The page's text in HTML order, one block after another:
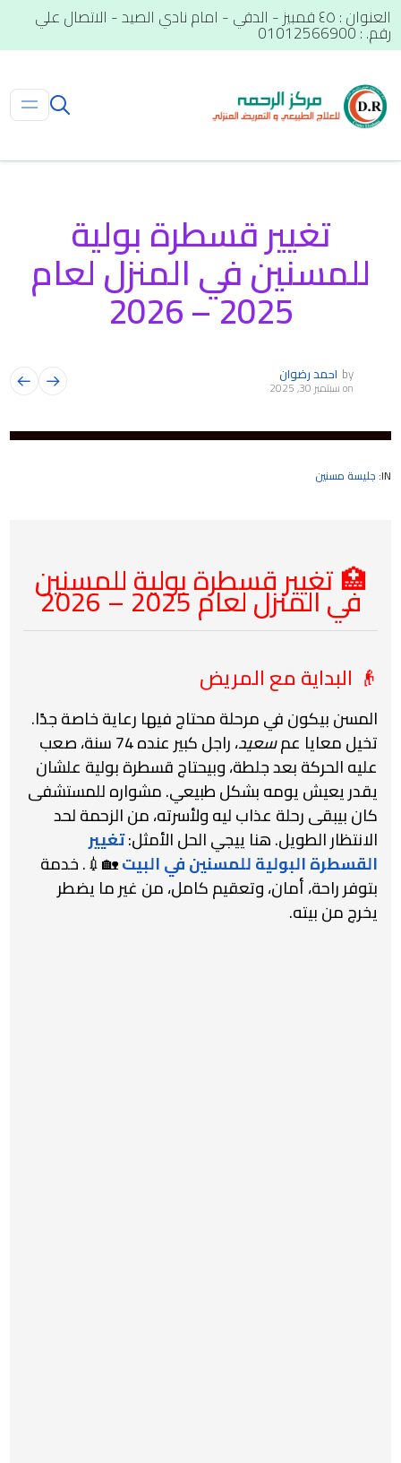
العنوان : ٤٥ قمبيز - الدقي - امام نادي الصيد - الاتصال علي
رقم. : 01012566900
تغيير قسطرة بولية
للمسنين في المنزل لعام
2025 – 2026
by احمد رضوان
onسبتمبر 30, 2025
IN: جليسة مسنين
🏥 تغيير قسطرة بولية للمسنين
في المنزل لعام 2025 – 2026
👴 البداية مع المريض
المسن بيكون في مرحلة محتاج فيها رعاية خاصة جدًا.
تخيل معايا عمسعيد
، راجل كبير عنده 74 سنة، صعب
عليه الحركة بعد جلطة، وبيحتاج قسطرة بولية علشان
يقدر يعيش يومه بشكل طبيعي. مشواره للمستشفى
كان بيبقى رحلة عذاب ليه ولأسرته، من الزحمة لحد
الانتظار الطويل. هنا ييجي الحل الأمثل:تغيير
القسطرة البولية للمسنين في البيت🏡💉. خدمة
بتوفر راحة، أمان، وتعقيم كامل، من غير ما يضطر
يخرج من بيته.